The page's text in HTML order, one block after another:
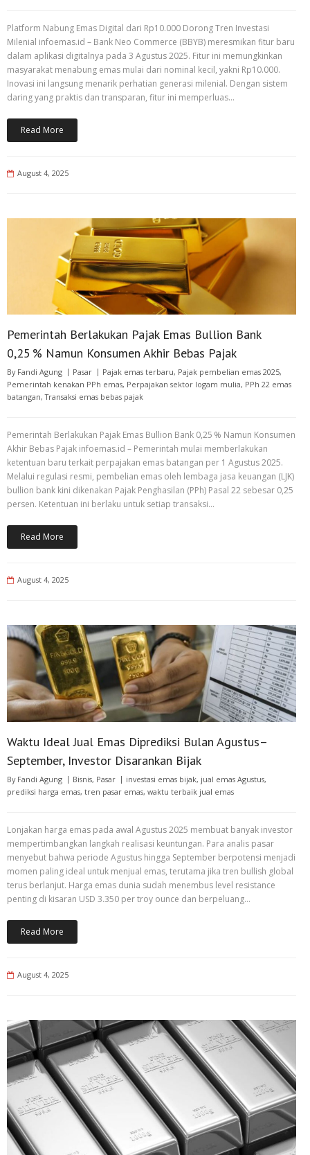
Platform Nabung Emas Digital dari Rp10.000 Dorong Tren Investasi
Milenial infoemas.id – Bank Neo Commerce (BBYB) meresmikan fitur baru
dalam aplikasi digitalnya pada 3 Agustus 2025. Fitur ini memungkinkan
masyarakat menabung emas mulai dari nominal kecil, yakni Rp10.000.
Inovasi ini langsung menarik perhatian generasi milenial. Dengan sistem
daring yang praktis dan transparan, fitur ini memperluas…
Read More
August 4, 2025
Pemerintah Berlakukan Pajak Emas Bullion Bank
0,25 % Namun Konsumen Akhir Bebas Pajak
By Fandi Agung Pasar Pajak emas terbaru, Pajak pembelian emas 2025,
Pemerintah kenakan PPh emas, Perpajakan sektor logam mulia, PPh 22 emas
batangan,Transaksi emas bebas pajak
Pemerintah Berlakukan Pajak Emas Bullion Bank 0,25 % Namun Konsumen
Akhir Bebas Pajak infoemas.id – Pemerintah mulai memberlakukan
ketentuan baru terkait perpajakan emas batangan per 1 Agustus 2025.
Melalui regulasi resmi, pembelian emas oleh lembaga jasa keuangan (LJK)
bullion bank kini dikenakan Pajak Penghasilan (PPh) Pasal 22 sebesar 0,25
persen. Ketentuan ini berlaku untuk setiap transaksi…
Read More
August 4, 2025
Waktu Ideal Jual Emas Diprediksi Bulan Agustus–
September, Investor Disarankan Bijak
By Fandi Agung Bisnis, Pasar investasi emas bijak, jual emas Agustus,
prediksi harga emas, tren pasar emas, waktu terbaik jual emas
Lonjakan harga emas pada awal Agustus 2025 membuat banyak investor
mempertimbangkan langkah realisasi keuntungan. Para analis pasar
menyebut bahwa periode Agustus hingga September berpotensi menjadi
momen paling ideal untuk menjual emas, terutama jika tren bullish global
terus berlanjut. Harga emas dunia sudah menembus level resistance
penting di kisaran USD 3.350 per troy ounce dan berpeluang…
Read More
August 4, 2025